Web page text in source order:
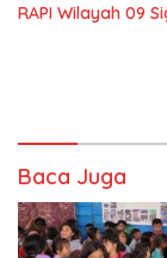
RAPI Wilayah 09
Baca Juga